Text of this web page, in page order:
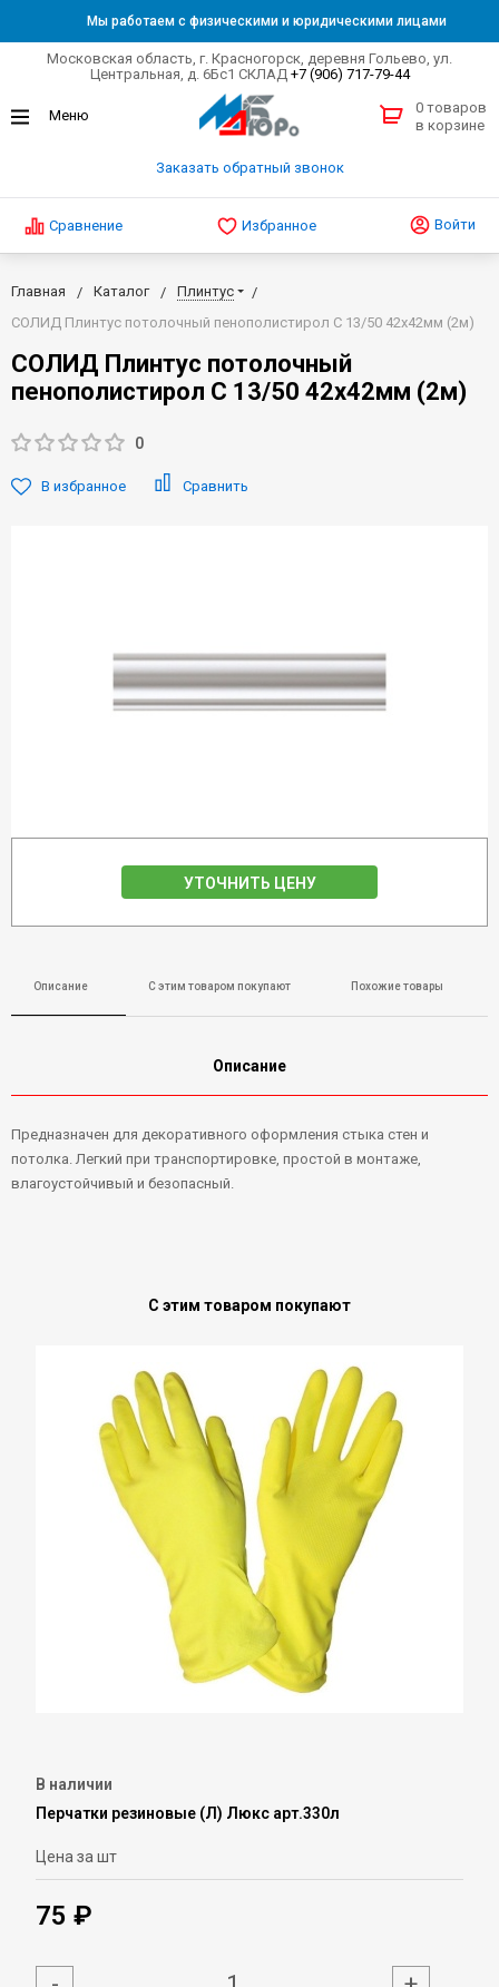
Мы работаем с физическими и юридическими лицами
Московская область, г. Красногорск, деревня Гольево, ул.
Центральная, д. 6Бс1 СКЛАД +7 (906) 717-79-44
Заказать обратный звонок
0 товаров
в корзине
Сравнение Избранное Войти
Главная Каталог
Плинтус
СОЛИД Плинтус потолочный пенополистирол С 13/50 42х42мм (2м)
СОЛИД Плинтус потолочный
пенополистирол С 13/50 42х42мм (2м)
0
В избранное Сравнить
УТОЧНИТЬ ЦЕНУ
Описание С этим товаром покупают Похожие товары
Описание
Предназначен для декоративного оформления стыка стен и
потолка. Легкий при транспортировке, простой в монтаже,
влагоустойчивый и безопасный.
С этим товаром покупают
В наличии
Перчатки резиновые (Л) Люкс арт.330л
Цена за шт
75 ₽